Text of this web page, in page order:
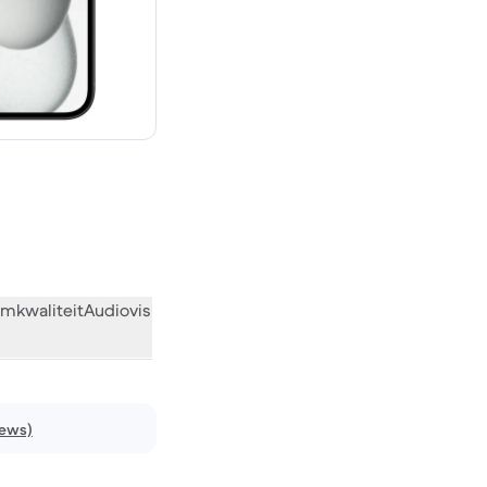
nieuw
Audiovisueel